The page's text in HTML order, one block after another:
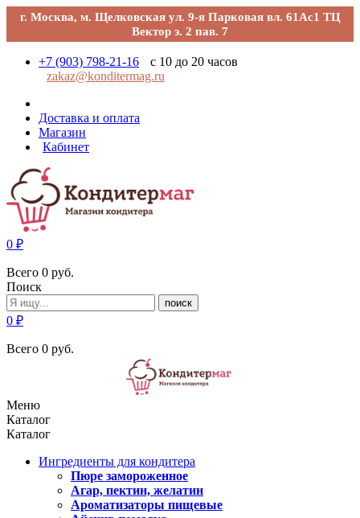
г. Москва, м. Щелковская ул. 9-я Парковая вл. 61Ас1 ТЦ
Вектор э. 2 пав. 7
+7 (903) 798-21-16
с 10 до 20 часов
zakaz@konditermag.ru
Доставка и оплата
Магазин
Кабинет
0 ₽
Всего 0 руб.
Поиск
поиск
0 ₽
Всего 0 руб.
Меню
Каталог
Каталог
Ингредиенты для кондитера
Пюре замороженное
Агар, пектин, желатин
Ароматизаторы пищевые